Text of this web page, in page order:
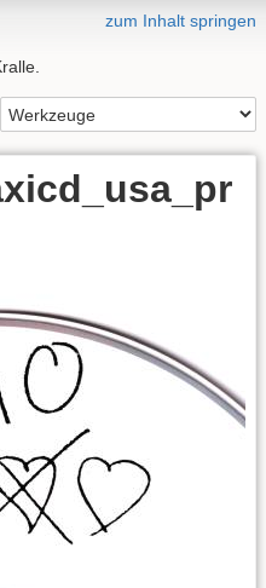
zum Inhalt springen